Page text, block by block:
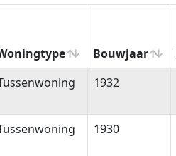
Bouwjaar
Bouwjaar
1932
1930